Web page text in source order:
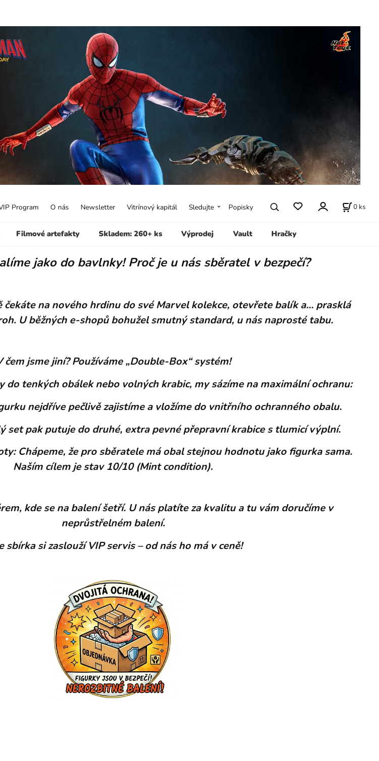
Filmové artefakty Skladem: 260+ ks Výprodej Vault Hračky
Program O nás Newsletter Vitrínový kapitál Sledujte Popisky 0 ks
jako do bavlnky! Proč je u nás sběratel v bezpečí?
na nového hrdinu do své Marvel kolekce, otevřete balík a... prasklá
U běžných e-shopů bohužel smutný standard, u nás naprosté tabu.
čem jsme jiní? Používáme „Double-Box“ systém!
tenkých obálek nebo volných krabic, my sázíme na maximální ochranu:
nejdříve pečlivě zajistíme a vložíme do vnitřního ochranného obalu.
set pak putuje do druhé, extra pevné přepravní krabice s tlumicí výplní.
Chápeme, že pro sběratele má obal stejnou hodnotu jako figurka sama.
Naším cílem je stav 10/10 (Mint condition).
kde se na balení šetří. U nás platíte za kvalitu a tu vám doručíme v
neprůstřelném balení.
sbírka si zaslouží VIP servis – od nás ho má v ceně!